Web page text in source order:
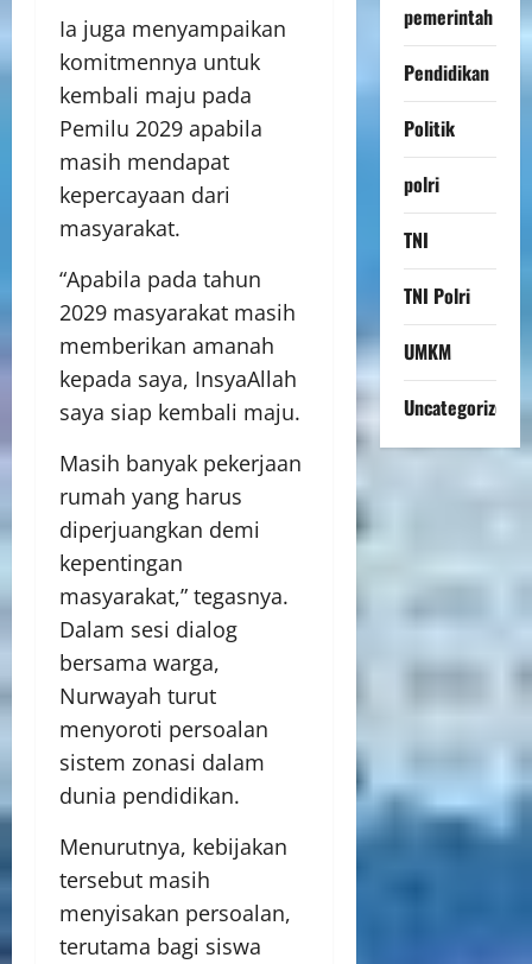
Ia juga menyampaikan
komitmennya untuk
kembali maju pada
Pemilu 2029 apabila
masih mendapat
kepercayaan dari
masyarakat.
“Apabila pada tahun
2029 masyarakat masih
memberikan amanah
kepada saya, InsyaAllah
saya siap kembali maju.
Masih banyak pekerjaan
rumah yang harus
diperjuangkan demi
kepentingan
masyarakat,” tegasnya.
Dalam sesi dialog
bersama warga,
Nurwayah turut
menyoroti persoalan
sistem zonasi dalam
dunia pendidikan.
Menurutnya, kebijakan
tersebut masih
menyisakan persoalan,
terutama bagi siswa
pemerintah
Pendidikan
Politik
polri
TNI
TNI Polri
UMKM
Uncategorized